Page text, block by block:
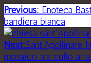
Previous: Enoteca
bandiera bianca
Next:Sant’Apollinare
mosaico tra culto